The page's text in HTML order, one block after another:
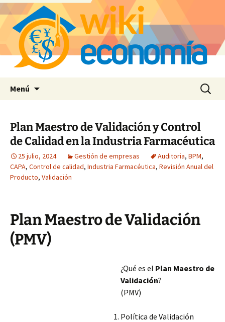
Menú Buscar:
Plan Maestro de Validación y Control
de Calidad en la Industria Farmacéutica
25 julio, 2024 Gestión de empresas Auditoria, BPM,
CAPA, Control de calidad, Industria Farmacéutica, Revisión Anual del
Producto, Validación
Plan Maestro de Validación
(PMV)
¿Qué es el Plan Maestro de
Validación?
(PMV)
Política de Validación